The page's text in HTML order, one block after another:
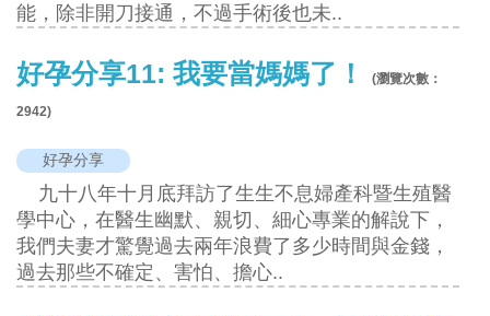
能，除非開刀接通，不過手術後也未..
好孕分享11: 我要當媽媽了！ (瀏覽次數：
2942)
好孕分享
九十八年十月底拜訪了生生不息婦產科暨生殖醫
學中心，在醫生幽默、親切、細心專業的解說下，
我們夫妻才驚覺過去兩年浪費了多少時間與金錢，
過去那些不確定、害怕、擔心..